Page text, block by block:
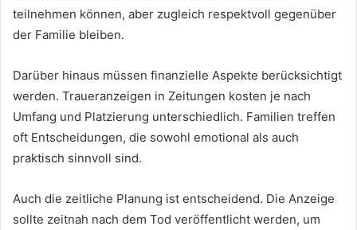
teilnehmen können, aber zugleich respektvoll gegenüber
der Familie bleiben.
Darüber hinaus müssen finanzielle Aspekte berücksichtigt
werden. Traueranzeigen in Zeitungen kosten je nach
Umfang und Platzierung unterschiedlich. Familien treffen
oft Entscheidungen, die sowohl emotional als auch
praktisch sinnvoll sind.
Auch die zeitliche Planung ist entscheidend. Die Anzeige
sollte zeitnah nach dem Tod veröffentlicht werden, um